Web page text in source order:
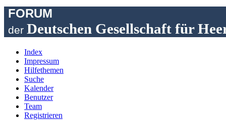
FORUM
der Deutschen Gesellschaft für
Index
Impressum
Hilfethemen
Suche
Kalender
Benutzer
Team
Registrieren